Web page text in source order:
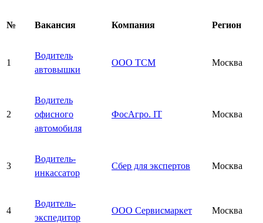
№ Вакансия Компания Регион
1
Водитель
автовышки
ООО ТСМ Москва
2
Водитель
офисного
автомобиля
ФосАгро. IT Москва
3
Водитель-
инкассатор
Сбер для экспертов Москва
4
Водитель-
экспедитор
ООО Сервисмаркет Москва